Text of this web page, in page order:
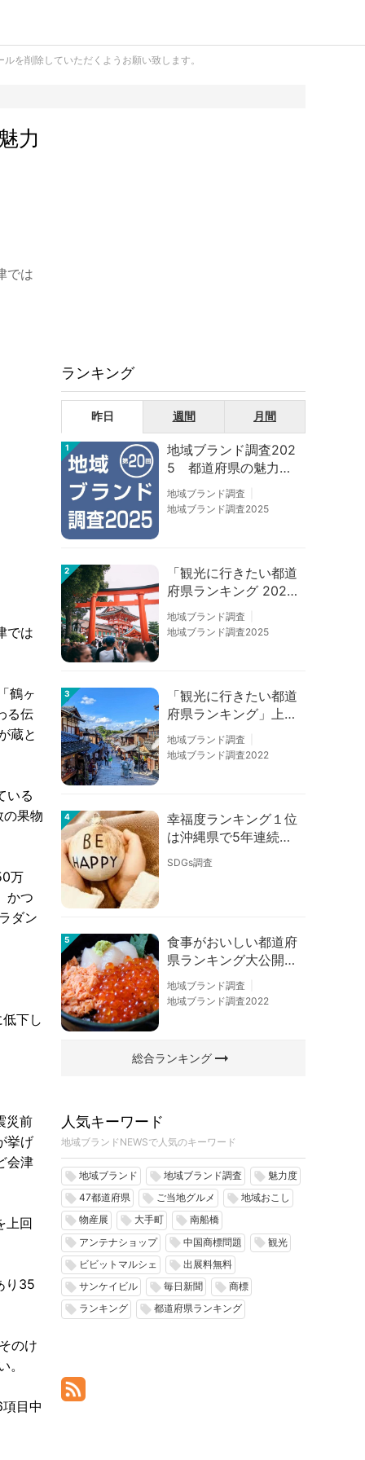
を削除していただくようお願い致します。
力
では
では
鶴ヶ
る伝
蔵と
いる
果物
万
かつ
ダン
下し
災前
挙げ
会津
上回
り35
のけ
目中
ランキング
昨日 週間 月間
1
地域ブランド調査202
5 都道府県の魅力度
等調査結果
地域ブランド調査
地域ブランド調査2025
2
「観光に行きたい都道
府県ランキング 202
6」京都は低下、神奈
川上昇
地域ブランド調査
地域ブランド調査2025
3
「観光に行きたい都道
府県ランキング」上位
の順位に変動あり
地域ブランド調査
地域ブランド調査2022
4
幸福度ランキング１位
は沖縄県で5年連続！
佐賀、愛知が順位上昇
【幸福度調査2026】
SDGs調査
5
食事がおいしい都道府
県ランキング大公開！
１位は北海道、３位は
大阪府、２位は〇〇
地域ブランド調査
地域ブランド調査2022
総合ランキングarrow_right_alt
人気キーワード
地域ブランドNEWSで人気のキーワード
local_offer 地域ブランド local_offer 地域ブランド調査 local_offer 魅力度
local_offer 47都道府県 local_offer ご当地グルメ local_offer 地域おこし
local_offer 物産展 local_offer 大手町 local_offer 南船橋
local_offer アンテナショップ local_offer 中国商標問題 local_offer 観光
local_offer ビビットマルシェ local_offer 出展料無料
local_offer サンケイビル local_offer 毎日新聞 local_offer 商標
local_offer ランキング local_offer 都道府県ランキング